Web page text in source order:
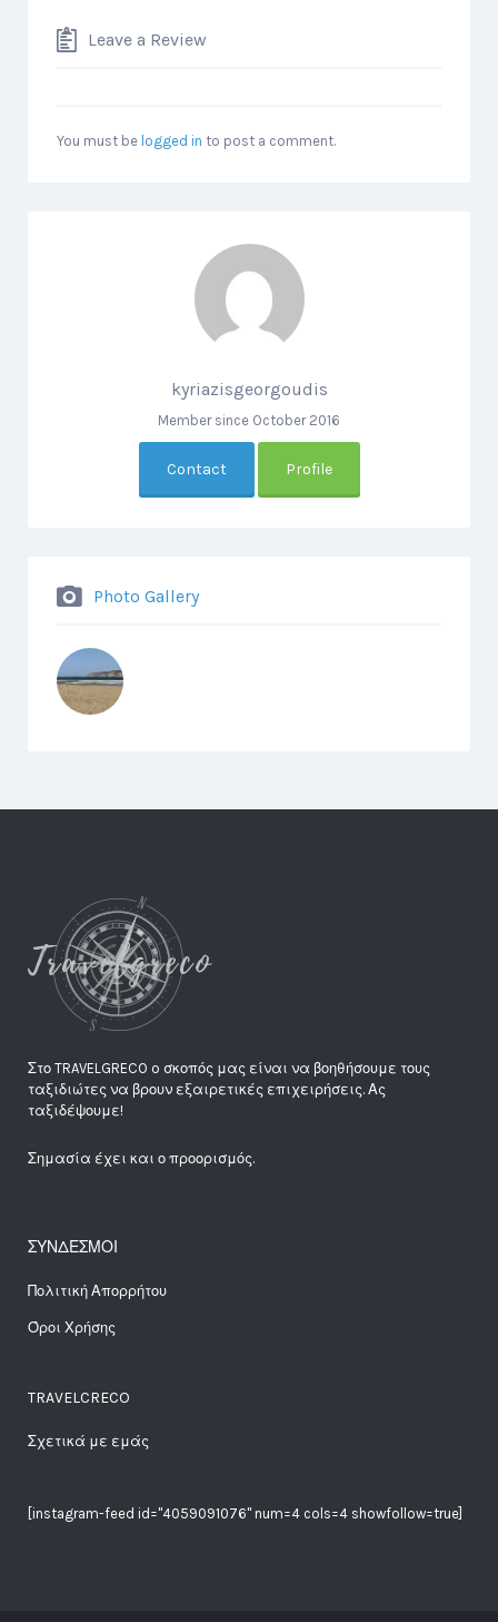
Leave a Review
You must be logged in to post a comment.
kyriazisgeorgoudis
Member since October 2016
Contact Profile
Photo Gallery
Στο TRAVELGRECO o σκοπός μας είναι να βοηθήσουμε τους
ταξιδιώτες να βρουν εξαιρετικές επιχειρήσεις. Ας
ταξιδέψουμε!
Σημασία έχει και ο προορισμός.
ΣΥΝΔΕΣΜΟΙ
Πολιτική Απορρήτου
Όροι Χρήσης
TRAVELCRECO
Σχετικά με εμάς
[instagram-feed id="4059091076" num=4 cols=4 showfollow=true]